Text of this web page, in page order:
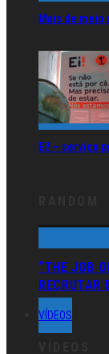
Mais de meio
Ei! – serviço
“THE JOB
RECRUTAR
VÍDEOS